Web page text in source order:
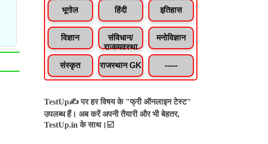
भूगोल हिंदी इतिहास
विज्ञान
संविधान/
राजव्यवस्था
मनोविज्ञान
संस्कृत राजस्थान GK -----
TestUp✍️ पर हर विषय के "फ्री ऑनलाइन टेस्ट"
उपलब्ध हैं। अब करें अपनी तैयारी और भी बेहतर,
TestUp.in के साथ।☑️